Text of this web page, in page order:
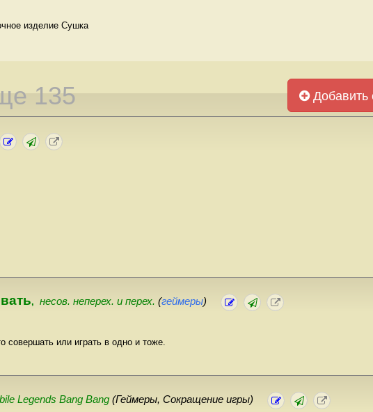
изделие Сушка
135 Добавить
, несов. неперех. и перех. (геймеры)
совершать или играть в одно и тоже.
Legends Bang Bang (Геймеры, Сокращение игры)